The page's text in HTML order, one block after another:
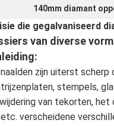
140mm diamant
die gegalvaniseerd
van diverse
zijn uiterst
stempels,
van tekorten, het
verscheidene